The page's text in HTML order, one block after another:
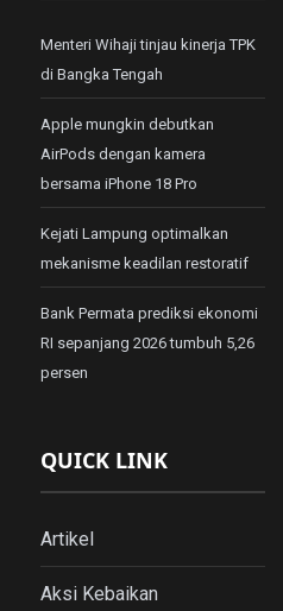
Menteri Wihaji tinjau kinerja TPK
di Bangka Tengah
Apple mungkin debutkan
AirPods dengan kamera
bersama iPhone 18 Pro
Kejati Lampung optimalkan
mekanisme keadilan restoratif
Bank Permata prediksi ekonomi
RI sepanjang 2026 tumbuh 5,26
persen
QUICK LINK
Artikel
Aksi Kebaikan